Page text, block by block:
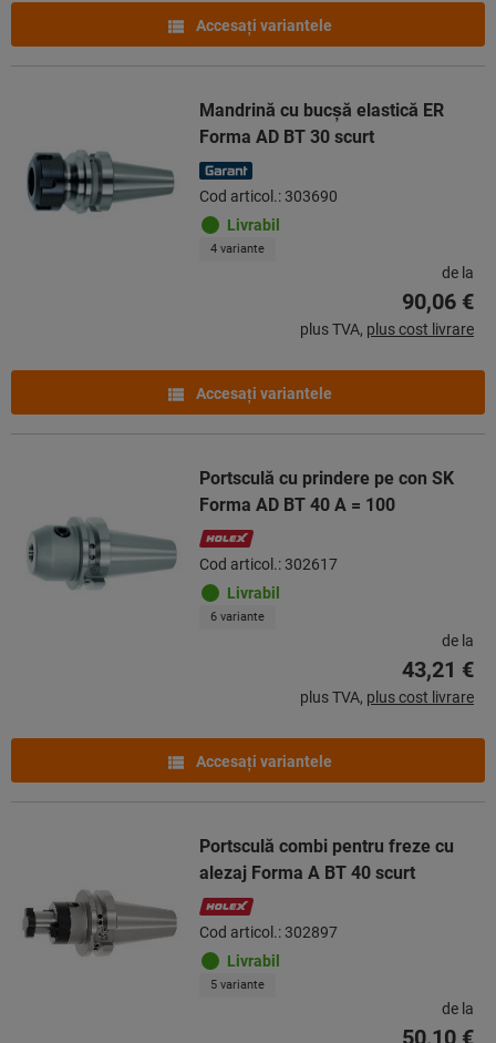
Accesaţi variantele
Mandrină cu bucşă elastică ER
Forma AD BT 30 scurt
Cod articol.: 303690
Livrabil
4 variante
de la
90,06 €
plus TVA, plus cost livrare
Accesaţi variantele
Portsculă cu prindere pe con SK
Forma AD BT 40 A = 100
Cod articol.: 302617
Livrabil
6 variante
de la
43,21 €
plus TVA, plus cost livrare
Accesaţi variantele
Portsculă combi pentru freze cu
alezaj Forma A BT 40 scurt
Cod articol.: 302897
Livrabil
5 variante
de la
50,10 €